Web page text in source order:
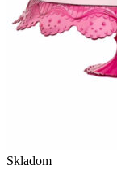
Skladom